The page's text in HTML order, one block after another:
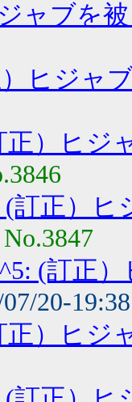
ャブを
）ヒジャ
正）ヒジ
(訂正）
No.3847
(訂正
07/20-
正）ヒジ